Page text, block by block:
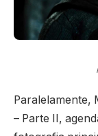
Paralelamente,
– Parte II,